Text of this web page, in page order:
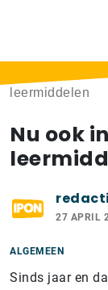
leermiddelen
Nu ook
27 APRIL
ALGEMEEN
Sinds jaar en